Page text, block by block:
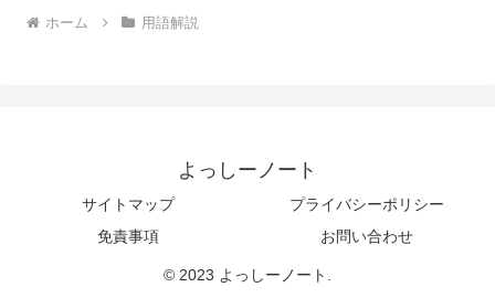
ホーム 用語解説
よっしーノート
サイトマップ
プライバシーポリシー
免責事項
お問い合わせ
© 2023 よっしーノート.